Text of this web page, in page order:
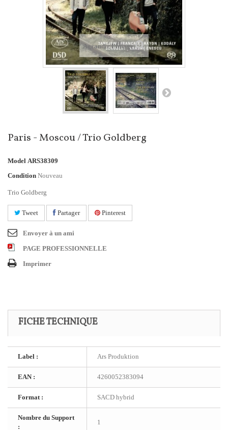
Agrandir l'image
Paris - Moscou / Trio Goldberg
Model ARS38309
Condition Nouveau
Trio Goldberg
Tweet Partager Pinterest
Envoyer à un ami
PAGE PROFESSIONNELLE
Imprimer
FICHE TECHNIQUE
Label : Ars Produktion
EAN : 4260052383094
Format : SACD hybrid
Nombre du Support
:
1